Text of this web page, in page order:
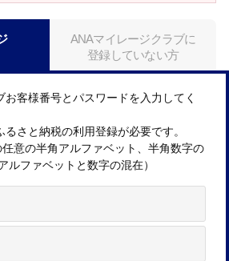
ANAマイレージクラブに
登録していない方
客様番号とパスワードを入力してく
るさと納税の利用登録が必要です。
意の半角アルファベット、半角数字の
ルファベットと数字の混在）